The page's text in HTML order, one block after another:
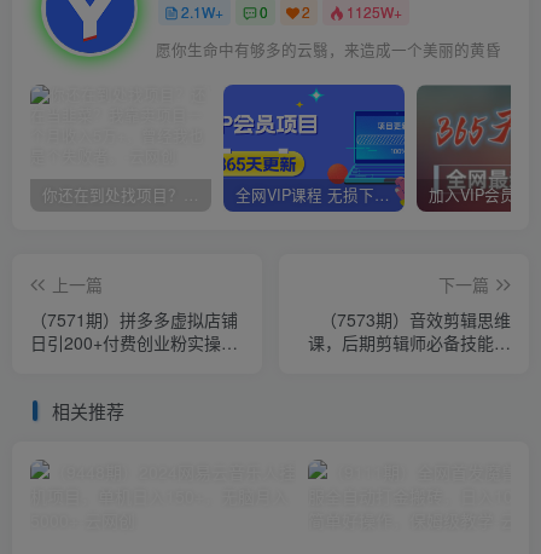
2.1W+ 0 2 1125W+
愿你生命中有够多的云翳，来造成一个美丽的黄昏
你还在到处找项目？还在当韭菜？我靠卖项目一个月收入5万+，曾经我也是个失败者。 全网VIP课程 无损下载~
上一篇
（7571期）拼多多虚拟店铺
日引200+付费创业粉实操教
下一篇
（7573期）音效剪辑思维
课，后期剪辑师必备技能之
相关推荐